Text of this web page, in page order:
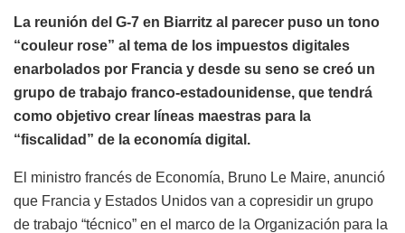
La reunión del G-7 en Biarritz al parecer puso un tono
“couleur rose” al tema de los impuestos digitales
enarbolados por Francia y desde su seno se creó un
grupo de trabajo franco-estadounidense, que tendrá
como objetivo crear líneas maestras para la
“fiscalidad” de la economía digital.
El ministro francés de Economía, Bruno Le Maire, anunció
que Francia y Estados Unidos van a copresidir un grupo
de trabajo “técnico” en el marco de la Organización para la